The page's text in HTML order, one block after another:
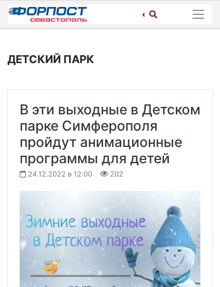
Skip
content
ДЕТСКИЙ ПАРК
В эти выходные в Детском
парке Симферополя
пройдут анимационные
программы для детей
24.12.2022 в 12:00 202